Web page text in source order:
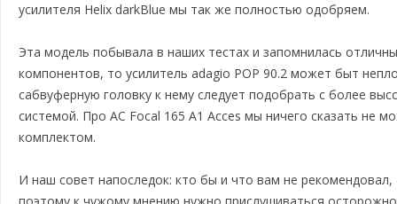
усилителя Helix darkBlue мы так же полностью одобряем.
Эта модель побывала в наших тестах и запомнилась
компонентов, то усилитель adagio POP 90.2 может быт
сабвуферную головку к нему следует подобрать с более
системой. Про AC Focal 165 A1 Acces мы ничего сказать не
комплектом.
И наш совет напоследок: кто бы и что вам не